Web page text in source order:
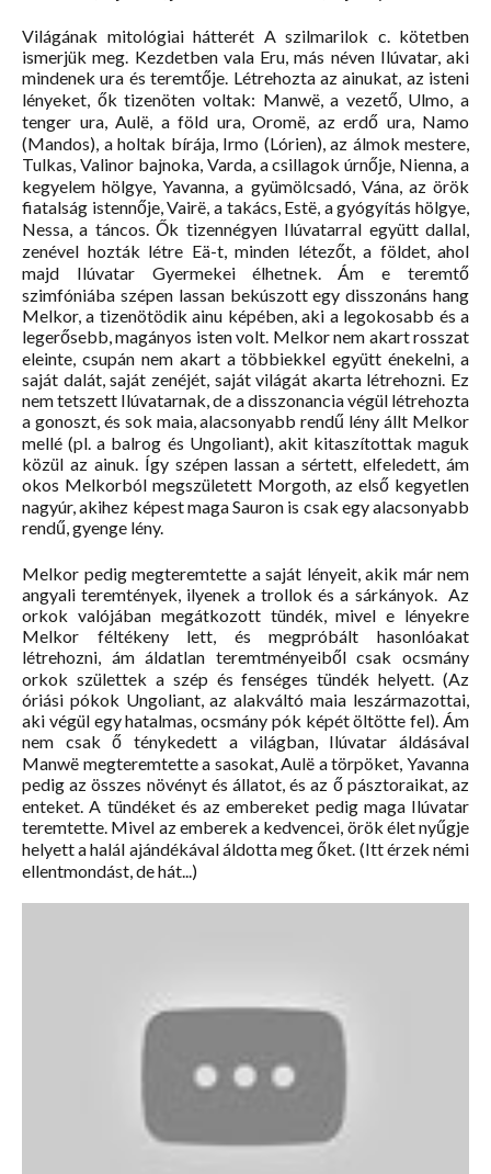
Világának mitológiai hátterét A szilmarilok c. kötetben
ismerjük meg. Kezdetben vala Eru, más néven Ilúvatar, aki
mindenek ura és teremtője. Létrehozta az ainukat, az isteni
lényeket, ők tizenöten voltak: Manwë, a vezető, Ulmo, a
tenger ura, Aulë, a föld ura, Oromë, az erdő ura, Namo
(Mandos), a holtak bírája, Irmo (Lórien), az álmok mestere,
Tulkas, Valinor bajnoka, Varda, a csillagok úrnője, Nienna, a
kegyelem hölgye, Yavanna, a gyümölcsadó, Vána, az örök
fiatalság istennője, Vairë, a takács, Estë, a gyógyítás hölgye,
Nessa, a táncos. Ők tizennégyen Ilúvatarral együtt dallal,
zenével hozták létre Eä-t, minden létezőt, a földet, ahol
majd Ilúvatar Gyermekei élhetnek. Ám e teremtő
szimfóniába szépen lassan bekúszott egy disszonáns hang
Melkor, a tizenötödik ainu képében, aki a legokosabb és a
legerősebb, magányos isten volt. Melkor nem akart rosszat
eleinte, csupán nem akart a többiekkel együtt énekelni, a
saját dalát, saját zenéjét, saját világát akarta létrehozni. Ez
nem tetszett Ilúvatarnak, de a disszonancia végül létrehozta
a gonoszt, és sok maia, alacsonyabb rendű lény állt Melkor
mellé (pl. a balrog és Ungoliant), akit kitaszítottak maguk
közül az ainuk. Így szépen lassan a sértett, elfeledett, ám
okos Melkorból megszületett Morgoth, az első kegyetlen
nagyúr, akihez képest maga Sauron is csak egy alacsonyabb
rendű, gyenge lény.
Melkor pedig megteremtette a saját lényeit, akik már nem
angyali teremtények, ilyenek a trollok és a sárkányok. Az
orkok valójában megátkozott tündék, mivel e lényekre
Melkor féltékeny lett, és megpróbált hasonlóakat
létrehozni, ám áldatlan teremtményeiből csak ocsmány
orkok születtek a szép és fenséges tündék helyett. (Az
óriási pókok Ungoliant, az alakváltó maia leszármazottai,
aki végül egy hatalmas, ocsmány pók képét öltötte fel). Ám
nem csak ő ténykedett a világban, Ilúvatar áldásával
Manwë megteremtette a sasokat, Aulë a törpöket, Yavanna
pedig az összes növényt és állatot, és az ő pásztoraikat, az
enteket. A tündéket és az embereket pedig maga Ilúvatar
teremtette. Mivel az emberek a kedvencei, örök élet nyűgje
helyett a halál ajándékával áldotta meg őket. (Itt érzek némi
ellentmondást, de hát...)